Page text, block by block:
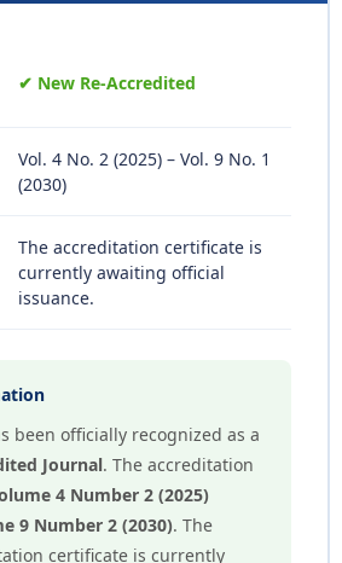
✔ New Re-Accredited
Vol. 4 No. 2 (2025) – Vol. 9 No. 1
(2030)
The accreditation certificate is
currently awaiting official
issuance.
been officially recognized as a
Journal. The accreditation
4 Number 2 (2025)
9 Number 2 (2030). The
certificate is currently